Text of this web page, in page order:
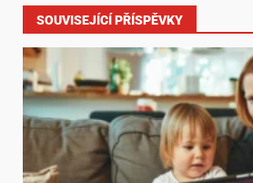
SOUVISEJÍCÍ PŘÍSPĚVKY